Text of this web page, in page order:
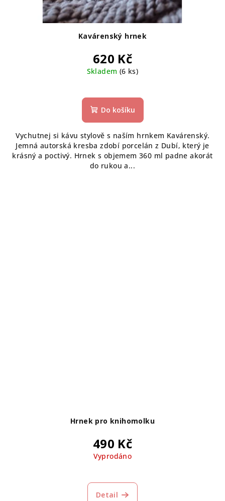
Kavárenský hrnek
620 Kč
Skladem (6 ks)
Do košíku
Vychutnej si kávu stylově s naším hrnkem Kavárenský.
Jemná autorská kresba zdobí porcelán z Dubí, který je
krásný a poctivý. Hrnek s objemem 360 ml padne akorát
do rukou a...
Hrnek pro knihomolku
490 Kč
Vyprodáno
hodnocení
produktu
Detail